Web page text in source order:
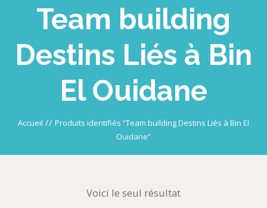
Team building
Destins Liés à Bin
El Ouidane
Accueil // Produits identifiés “Team building Destins Liés à Bin El
Ouidane”
Voici le seul résultat